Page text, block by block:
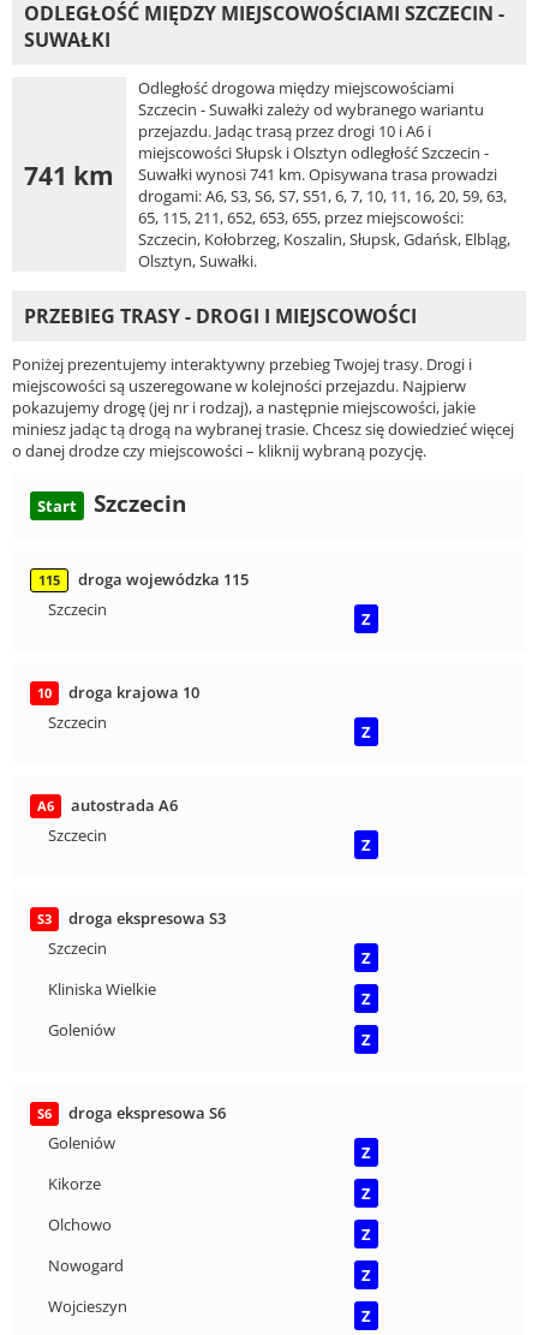
ODLEGŁOŚĆ MIĘDZY MIEJSCOWOŚCIAMI SZCZECIN -
SUWAŁKI
741 km
Odległość drogowa między miejscowościami
Szczecin - Suwałki zależy od wybranego wariantu
przejazdu. Jadąc trasą przez drogi 10 i A6 i
miejscowości Słupsk i Olsztyn odległość Szczecin -
Suwałki wynosi 741 km. Opisywana trasa prowadzi
drogami: A6, S3, S6, S7, S51, 6, 7, 10, 11, 16, 20, 59, 63,
65, 115, 211, 652, 653, 655, przez miejscowości:
Szczecin, Kołobrzeg, Koszalin, Słupsk, Gdańsk, Elbląg,
Olsztyn, Suwałki.
PRZEBIEG TRASY - DROGI I MIEJSCOWOŚCI
Poniżej prezentujemy interaktywny przebieg Twojej trasy. Drogi i
miejscowości są uszeregowane w kolejności przejazdu. Najpierw
pokazujemy drogę (jej nr i rodzaj), a następnie miejscowości, jakie
miniesz jadąc tą drogą na wybranej trasie. Chcesz się dowiedzieć więcej
o danej drodze czy miejscowości – kliknij wybraną pozycję.
Start Szczecin
115
droga wojewódzka 115
Szczecin
Z
10
droga krajowa 10
Szczecin
Z
A6
autostrada A6
Szczecin
Z
S3
droga ekspresowa S3
Szczecin
Z
Kliniska Wielkie
Z
Goleniów
Z
S6
droga ekspresowa S6
Goleniów
Z
Kikorze
Z
Olchowo
Z
Nowogard
Z
Wojcieszyn
Z